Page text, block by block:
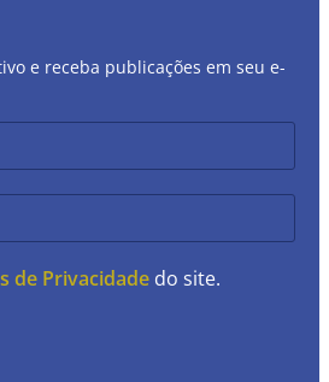
e receba publicações em seu e-
de Privacidade do site.